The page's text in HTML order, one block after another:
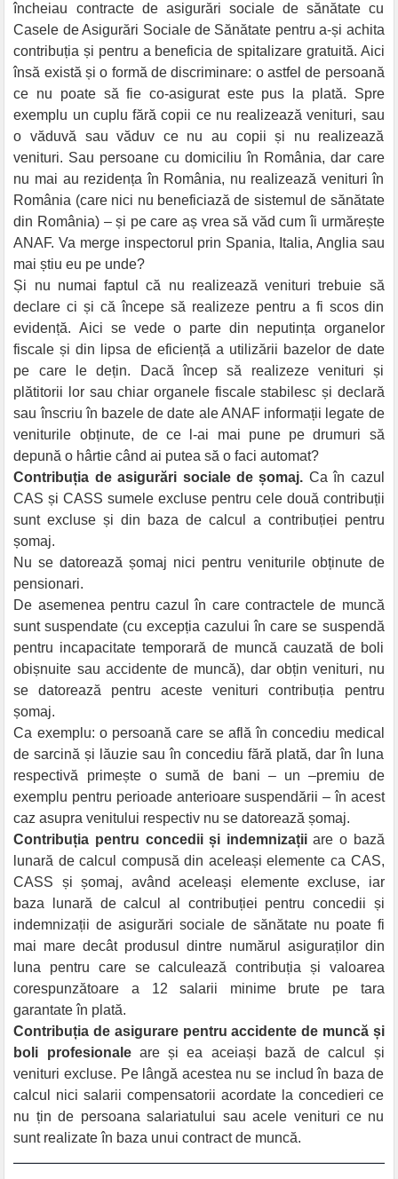
încheiau contracte de asigurări sociale de sănătate cu
Casele de Asigurări Sociale de Sănătate pentru a-și achita
contribuția și pentru a beneficia de spitalizare gratuită. Aici
însă există și o formă de discriminare: o astfel de persoană
ce nu poate să fie co-asigurat este pus la plată. Spre
exemplu un cuplu fără copii ce nu realizează venituri, sau
o văduvă sau văduv ce nu au copii și nu realizează
venituri. Sau persoane cu domiciliu în România, dar care
nu mai au rezidența în România, nu realizează venituri în
România (care nici nu beneficiază de sistemul de sănătate
din România) – și pe care aș vrea să văd cum îi urmărește
ANAF. Va merge inspectorul prin Spania, Italia, Anglia sau
mai știu eu pe unde?
Și nu numai faptul că nu realizează venituri trebuie să
declare ci și că începe să realizeze pentru a fi scos din
evidență. Aici se vede o parte din neputința organelor
fiscale și din lipsa de eficiență a utilizării bazelor de date
pe care le dețin. Dacă încep să realizeze venituri și
plătitorii lor sau chiar organele fiscale stabilesc și declară
sau înscriu în bazele de date ale ANAF informații legate de
veniturile obținute, de ce l-ai mai pune pe drumuri să
depună o hârtie când ai putea să o faci automat?
Contribuția de asigurări sociale de șomaj. Ca în cazul
CAS și CASS sumele excluse pentru cele două contribuții
sunt excluse și din baza de calcul a contribuției pentru
șomaj.
Nu se datorează șomaj nici pentru veniturile obținute de
pensionari.
De asemenea pentru cazul în care contractele de muncă
sunt suspendate (cu excepția cazului în care se suspendă
pentru incapacitate temporară de muncă cauzată de boli
obișnuite sau accidente de muncă), dar obțin venituri, nu
se datorează pentru aceste venituri contribuția pentru
șomaj.
Ca exemplu: o persoană care se află în concediu medical
de sarcină și lăuzie sau în concediu fără plată, dar în luna
respectivă primește o sumă de bani – un –premiu de
exemplu pentru perioade anterioare suspendării – în acest
caz asupra venitului respectiv nu se datorează șomaj.
Contribuția pentru concedii și indemnizațiiare o bază
lunară de calcul compusă din aceleași elemente ca CAS,
CASS și șomaj, având aceleași elemente excluse, iar
baza lunară de calcul al contribuției pentru concedii și
indemnizații de asigurări sociale de sănătate nu poate fi
mai mare decât produsul dintre numărul asiguraților din
luna pentru care se calculează contribuția și valoarea
corespunzătoare a 12 salarii minime brute pe tara
garantate în plată.
Contribuția de asigurare pentru accidente de muncă și
boli profesionaleare și ea aceiași bază de calcul și
venituri excluse. Pe lângă acestea nu se includ în baza de
calcul nici salarii compensatorii acordate la concedieri ce
nu țin de persoana salariatului sau acele venituri ce nu
sunt realizate în baza unui contract de muncă.